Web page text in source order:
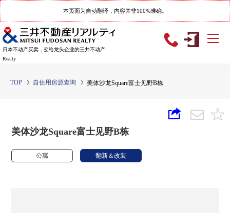
本页面为自动翻译，内容并非100%准确。
日本不动产买卖，交给龙头企业的三井不动产
Realty
TOP 自住用房源查询 美体沙龙Square富士见野B栋
美体沙龙Square富士见野B栋
公寓 翻新＆改装